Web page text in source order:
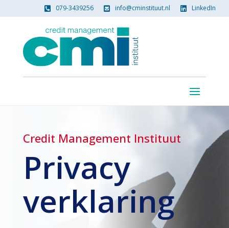
 LinkedIn
 info@cminstituut.nl
 079-3439256
Credit Management Instituut
Privacy
verklaring